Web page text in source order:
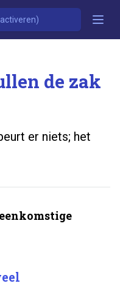
de zak
er niets; het